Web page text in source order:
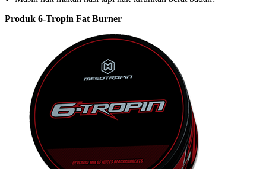
Produk 6-Tropin Fat Burner